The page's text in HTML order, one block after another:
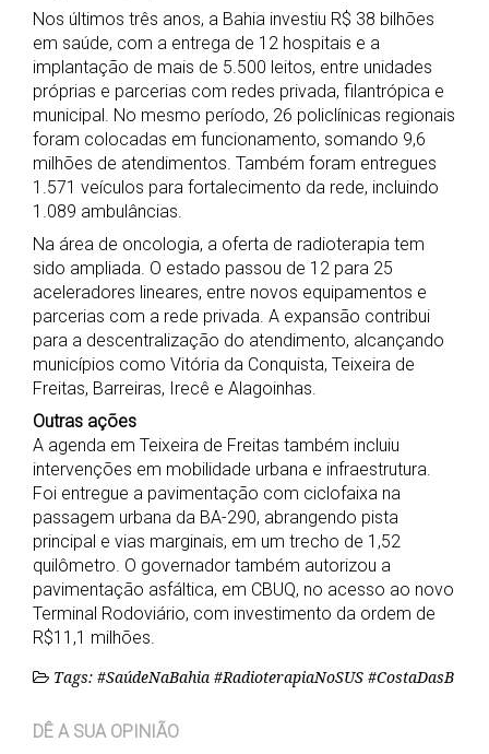
Nos últimos três anos, a Bahia investiu R$ 38 bilhões
em saúde, com a entrega de 12 hospitais e a
implantação de mais de 5.500 leitos, entre unidades
próprias e parcerias com redes privada, filantrópica e
municipal. No mesmo período, 26 policlínicas regionais
foram colocadas em funcionamento, somando 9,6
milhões de atendimentos. Também foram entregues
1.571 veículos para fortalecimento da rede, incluindo
1.089 ambulâncias.
Na área de oncologia, a oferta de radioterapia tem
sido ampliada. O estado passou de 12 para 25
aceleradores lineares, entre novos equipamentos e
parcerias com a rede privada. A expansão contribui
para a descentralização do atendimento, alcançando
municípios como Vitória da Conquista, Teixeira de
Freitas, Barreiras, Irecê e Alagoinhas.
Outras ações
A agenda em Teixeira de Freitas também incluiu
intervenções em mobilidade urbana e infraestrutura.
Foi entregue a pavimentação com ciclofaixa na
passagem urbana da BA-290, abrangendo pista
principal e vias marginais, em um trecho de 1,52
quilômetro. O governador também autorizou a
pavimentação asfáltica, em CBUQ, no acesso ao novo
Terminal Rodoviário, com investimento da ordem de
R$11,1 milhões.
Tags: #SaúdeNaBahia #RadioterapiaNoSUS #CostaDasB
DÊ A SUA OPINIÃO